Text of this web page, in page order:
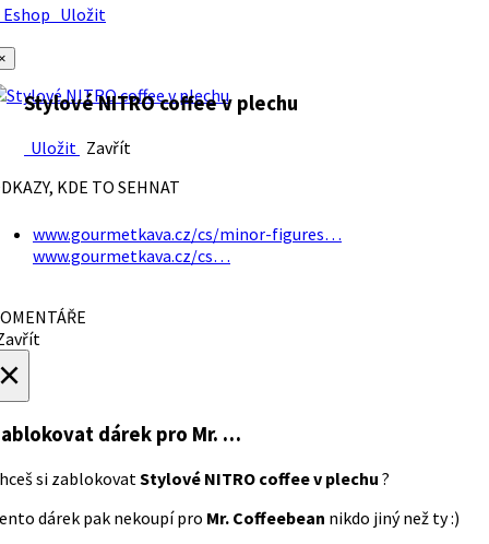
Uložit
Stylové NITRO coffee v plechu
Uložit Zavřít
KDE TO SEHNAT
www.gourmetkava.cz/cs/minor-figures…
www.gourmetkava.cz/cs…
dárek pro Mr. …
si zablokovat Stylové NITRO coffee v plechu ?
dárek pak nekoupí pro Mr. Coffeebean nikdo jiný než ty :)